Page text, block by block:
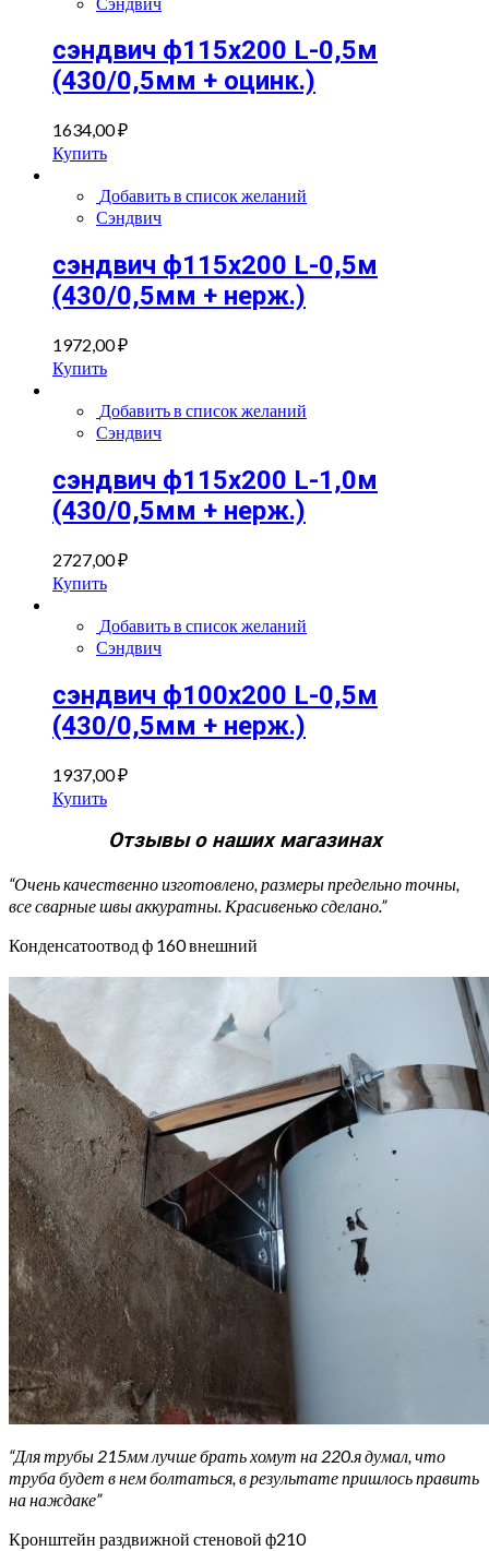
сэндвич ф115х200 L-0,5м
(430/0,5мм + оцинк.)
1634,00₽
Купить
Добавить в список желаний
Сэндвич
сэндвич ф115х200 L-0,5м
(430/0,5мм + нерж.)
1972,00₽
Купить
Добавить в список желаний
Сэндвич
сэндвич ф115х200 L-1,0м
(430/0,5мм + нерж.)
2727,00₽
Купить
Добавить в список желаний
Сэндвич
сэндвич ф100х200 L-0,5м
(430/0,5мм + нерж.)
1937,00₽
Купить
Отзывы о наших магазинах
“Очень качественно изготовлено, размеры предельно точны,
все сварные швы аккуратны. Красивенько сделано.”
Конденсатоотвод ф 160 внешний
“Для трубы 215мм лучше брать хомут на 220.я думал, что
труба будет в нем болтаться, в результате пришлось править
на наждаке”
Кронштейн раздвижной стеновой ф210